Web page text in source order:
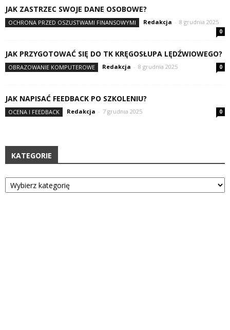
JAK ZASTRZEC SWOJE DANE OSOBOWE?
OCHRONA PRZED OSZUSTWAMI FINANSOWYMI Redakcja - 8 grudnia 2025
0
JAK PRZYGOTOWAĆ SIĘ DO TK KRĘGOSŁUPA LĘDŹWIOWEGO?
OBRAZOWANIE KOMPUTEROWE Redakcja - 8 grudnia 2025 0
JAK NAPISAĆ FEEDBACK PO SZKOLENIU?
OCENA I FEEDBACK Redakcja - 7 grudnia 2025 0
KATEGORIE
Kategorie